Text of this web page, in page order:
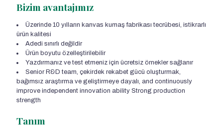
Bizim avantajımız
Üzerinde 10 yılların kanvas kumaş fabrikası tecrübesi, istikrarlı
ürün kalitesi
Adedi sınırlı değildir
Ürün boyutu özelleştirilebilir
Yazdırmanız ve test etmeniz için ücretsiz örnekler sağlanır
Senior R&D team, çekirdek rekabet gücü oluşturmak,
bağımsız araştırma ve geliştirmeye dayalı, and continuously
improve independent innovation ability Strong production
strength
Tanım